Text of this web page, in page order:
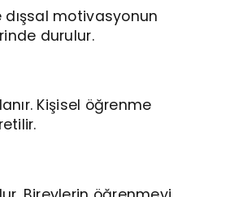
motivasyonun
durulur.
Kişisel öğrenme